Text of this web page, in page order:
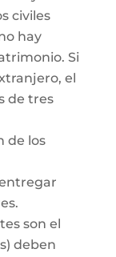
civiles
hay
Si
el
de tres
de los
son el
deben